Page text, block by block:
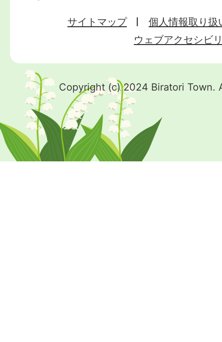
サイトマップ
個人情報取り扱
ウェブアクセシビ
Copyright (c) 2024 Biratori Town.